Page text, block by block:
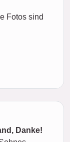
Fotos sind
Danke!